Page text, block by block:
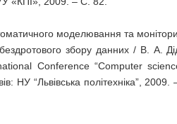
моделювання та
збору данних / В. А.
Conference “Computer
НУ “Львівська політехніка”, 2009.